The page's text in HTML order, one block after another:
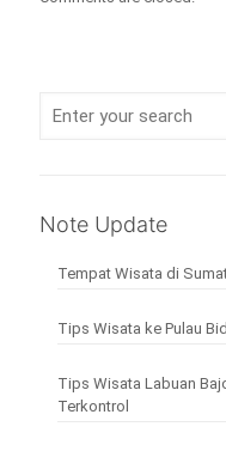
Note Update
Tempat Wisata di
Tips Wisata ke Pulau
Tips Wisata Labuan
Terkontrol